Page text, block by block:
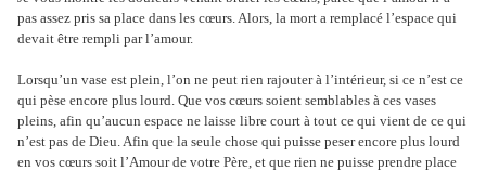
pas assez pris sa place dans les cœurs. Alors, la mort a remplacé l’espace qui
devait être rempli par l’amour.
Lorsqu’un vase est plein, l’on ne peut rien rajouter à l’intérieur, si ce n’est ce
qui pèse encore plus lourd. Que vos cœurs soient semblables à ces vases
pleins, afin qu’aucun espace ne laisse libre court à tout ce qui vient de ce qui
n’est pas de Dieu. Afin que la seule chose qui puisse peser encore plus lourd
en vos cœurs soit l’Amour de votre Père, et que rien ne puisse prendre place